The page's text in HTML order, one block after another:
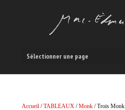
Sélectionner une page
Accueil/TABLEAUX/Monk/ Trois Monk